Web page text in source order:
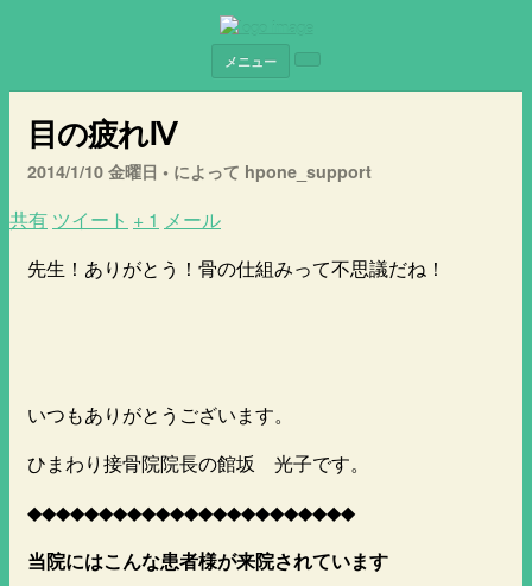
メニュー
目の疲れⅣ
2014/1/10 金曜日 • によって hpone_support
共有 ツイート + 1 メール
先生！ありがとう！骨の仕組みって不思議だね！
いつもありがとうございます。
ひまわり接骨院院長の館坂 光子です。
◆◆◆◆◆◆◆◆◆◆◆◆◆◆◆◆◆◆◆◆◆◆◆
当院にはこんな患者様が来院されています